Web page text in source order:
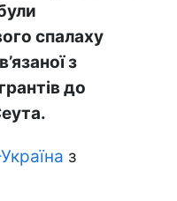
спалаху
з
до
з